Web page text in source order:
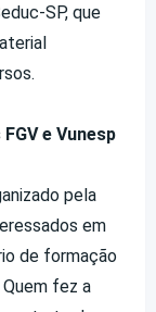
SP, que
e Vunesp
pela
em
de formação
fez a